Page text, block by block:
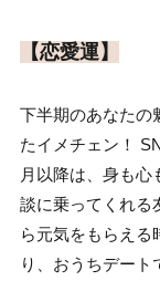
【恋愛運】
下半期のあなたの
たイメチェン！
月以降は、身も
談に乗ってくれる
ら元気をもらえる
り、おうちデート